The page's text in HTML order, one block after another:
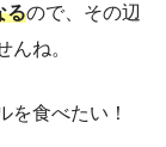
るので、その辺
んね。
を食べたい！